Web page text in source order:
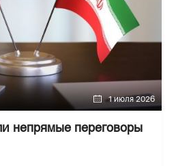
1 июля 2026
непрямые переговоры